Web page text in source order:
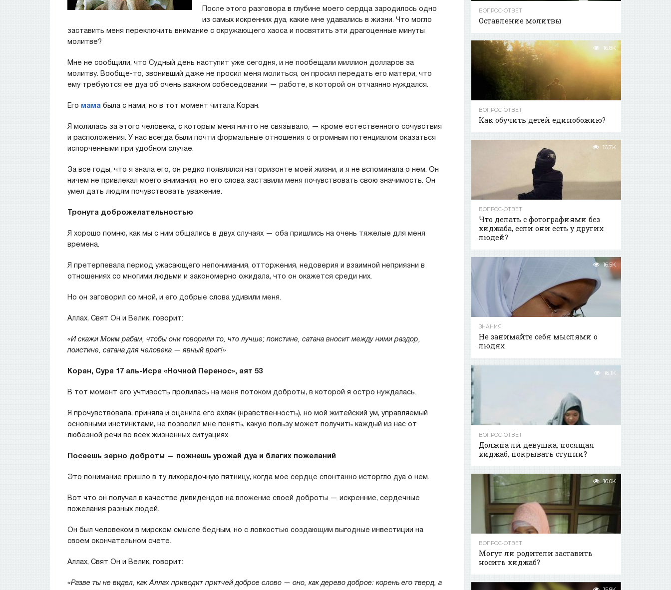
После этого разговора в глубине моего сердца зародилось одно
из самых искренних дуа, какие мне удавались в жизни. Что могло
заставить меня переключить внимание с окружающего хаоса и посвятить эти драгоценные минуты
молитве?
Мне не сообщили, что Судный день наступит уже сегодня, и не пообещали миллион долларов за
молитву. Вообще-то, звонивший даже не просил меня молиться, он просил передать его матери, что
ему требуются ее дуа об очень важном собеседовании — работе, в которой он отчаянно нуждался.
Его мамабыла с нами, но в тот момент читала Коран.
Я молилась за этого человека, с которым меня ничто не связывало, — кроме естественного сочувствия
и расположения. У нас всегда были почти формальные отношения с огромным потенциалом оказаться
испорченными при удобном случае.
За все годы, что я знала его, он редко появлялся на горизонте моей жизни, и я не вспоминала о нем. Он
ничем не привлекал моего внимания, но его слова заставили меня почувствовать свою значимость. Он
умел дать людям почувствовать уважение.
Тронута доброжелательностью
Я хорошо помню, как мы с ним общались в двух случаях — оба пришлись на очень тяжелые для меня
времена.
Я претерпевала период ужасающего непонимания, отторжения, недоверия и взаимной неприязни в
отношениях со многими людьми и закономерно ожидала, что он окажется среди них.
Но он заговорил со мной, и его добрые слова удивили меня.
Аллах, Свят Он и Велик, говорит:
«И скажи Моим рабам, чтобы они говорили то, что лучше; поистине, сатана вносит между ними раздор,
поистине, сатана для человека — явный враг!»
Коран, Сура 17 аль-Исра «Ночной Перенос», аят 53
В тот момент его учтивость пролилась на меня потоком доброты, в которой я остро нуждалась.
Я прочувствовала, приняла и оценила его ахляк (нравственность), но мой житейский ум, управляемый
основными инстинктами, не позволил мне понять, какую пользу может получить каждый из нас от
любезной речи во всех жизненных ситуациях.
Посеешь зерно доброты — пожнешь урожай дуа и благих пожеланий
Это понимание пришло в ту лихорадочную пятницу, когда мое сердце спонтанно исторгло дуа о нем.
Вот что он получал в качестве дивидендов на вложение своей доброты — искренние, сердечные
пожелания разных людей.
Он был человеком в мирском смысле бедным, но с ловкостью создающим выгодные инвестиции на
своем окончательном счете.
Аллах, Свят Он и Велик, говорит:
«Разве ты не видел, как Аллах приводит притчей доброе слово — оно, как дерево доброе: корень его тверд, а
ВОПРОС-ОТВЕТ
Оставление молитвы
16.8K
ВОПРОС-ОТВЕТ
Как обучить детей единобожию?
16.7K
ВОПРОС-ОТВЕТ
Что делать с фотографиями без
хиджаба, если они есть у других
людей?
16.5K
ЗНАНИЯ
Не занимайте себя мыслями о
людях
16.1K
ВОПРОС-ОТВЕТ
Должна ли девушка, носящая
хиджаб, покрывать ступни?
16.0K
ВОПРОС-ОТВЕТ
Могут ли родители заставить
носить хиджаб?